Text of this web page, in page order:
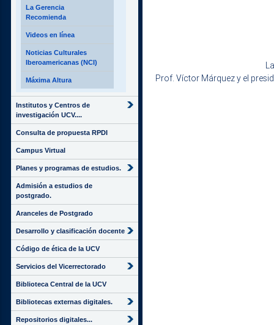
La Gerencia
Recomienda
Videos en línea
Noticias Culturales
Iberoamericanas (NCI)
Máxima Altura
Institutos y Centros de
investigación UCV....
Consulta de propuesta RPDI
Campus Virtual
Planes y programas de estudios.
Admisión a estudios de
postgrado.
Aranceles de Postgrado
Desarrollo y clasificación docente
Código de ética de la UCV
Servicios del Vicerrectorado
Biblioteca Central de la UCV
Bibliotecas externas digitales.
Repositorios digitales...
Prof. Víctor Márquez y el